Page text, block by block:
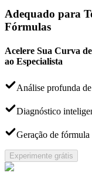
Adequado para
Fórmulas
Acelere Sua Curva
ao Especialista
Análise profunda
Diagnóstico
Geração de
Experimente grátis